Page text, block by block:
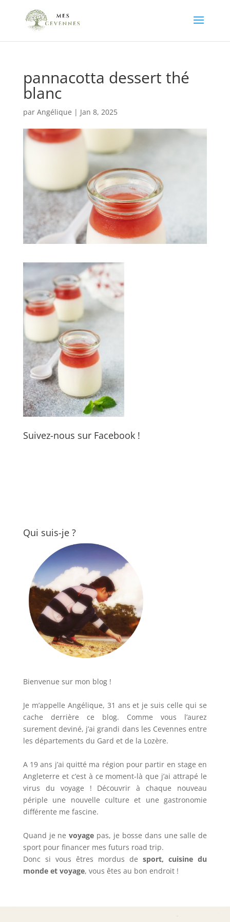
pannacotta dessert thé
blanc
par Angélique | Jan 8, 2025
Suivez-nous sur Facebook !
Qui suis-je ?
Bienvenue sur mon blog !
Je m’appelle Angélique, 31 ans et je suis celle qui se
cache derrière ce blog. Comme vous l’aurez
surement deviné, j’ai grandi dans les Cevennes entre
les départements du Gard et de la Lozère.
A 19 ans j’ai quitté ma région pour partir en stage en
Angleterre et c’est à ce moment-là que j’ai attrapé le
virus du voyage ! Découvrir à chaque nouveau
périple une nouvelle culture et une gastronomie
différente me fascine.
Quand je nevoyage pas, je bosse dans une salle de
sport pour financer mes futurs road trip.
Donc si vous êtres mordus desport, cuisine du
monde et voyage, vous êtes au bon endroit !